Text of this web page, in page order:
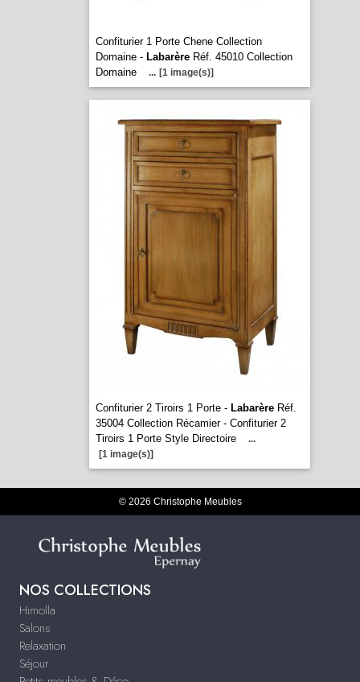
Confiturier 1 Porte Chene Collection
Domaine - LabarèreRéf. 45010 Collection
Domaine
... [1 image(s)]
Confiturier 2 Tiroirs 1 Porte - LabarèreRéf.
35004 Collection Récamier - Confiturier 2
Tiroirs 1 Porte Style Directoire
...
[1 image(s)]
© 2026 Christophe Meubles
NOS COLLECTIONS
Himolla
Salons
Relaxation
Séjour